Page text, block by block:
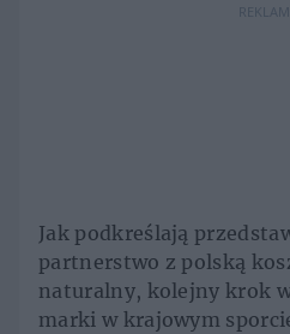
Jak podkreślają
partnerstwo z polską
naturalny, kolejny krok
marki w krajowym